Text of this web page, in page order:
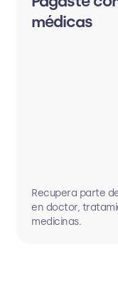
médicas
Recupera parte
en doctor,
medicinas.